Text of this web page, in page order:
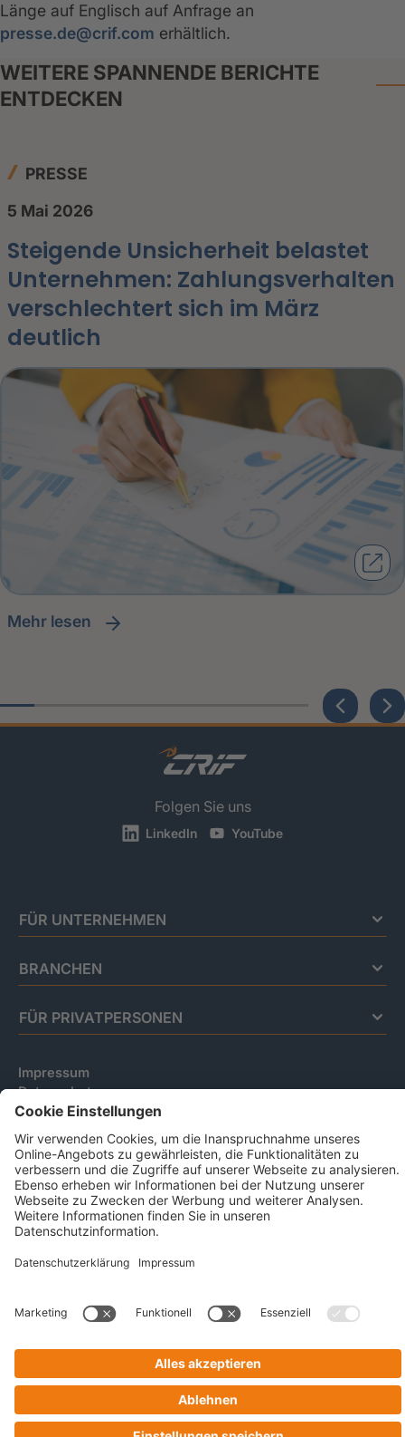
Länge auf Englisch auf Anfrage an
presse.de@crif.com erhältlich.
WEITERE SPANNENDE BERICHTE
ENTDECKEN
PRESSE
5 Mai 2026
Steigende Unsicherheit belastet
Unternehmen: Zahlungsverhalten
verschlechtert sich im März
deutlich
Mehr lesen
Folgen Sie uns
LinkedIn YouTube
FÜR UNTERNEHMEN
BRANCHEN
FÜR PRIVATPERSONEN
Impressum
Datenschutz
Code Of Conduct
AGB Für Leistungen Im Risiko- Und
Chancenmanagement
AGB Für Data And Marketing Solutions
Business Ethics Policy
© 2026 CRIF GmbH | All rights reserved.
9001, ISO 45001, ISO/IEC 27001, ISO 14001